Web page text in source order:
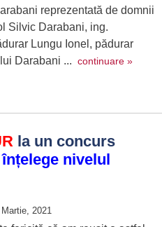
reprezentată de domnii
Silvic Darabani, ing.
Lungu Ionel, pădurar
Darabani ... continuare »
la un concurs
nivelul
2021